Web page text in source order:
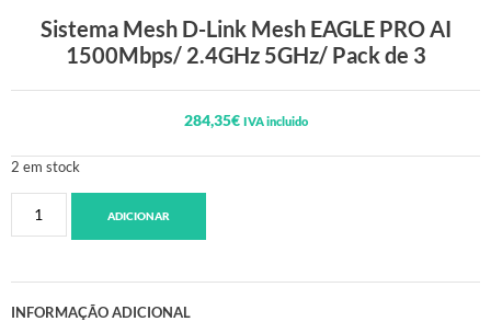
Sistema Mesh D-Link Mesh EAGLE PRO AI
1500Mbps/ 2.4GHz 5GHz/ Pack de 3
284,35€ IVA incluido
2 em stock
ADICIONAR
INFORMAÇÃO ADICIONAL